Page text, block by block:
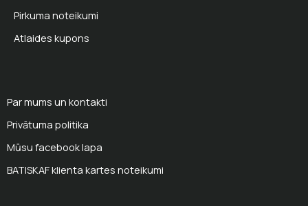
Pirkuma noteikumi
Atlaides kupons
Par mums un kontakti
Privātuma politika
Mūsu facebook lapa
BATISKAF klienta kartes noteikumi